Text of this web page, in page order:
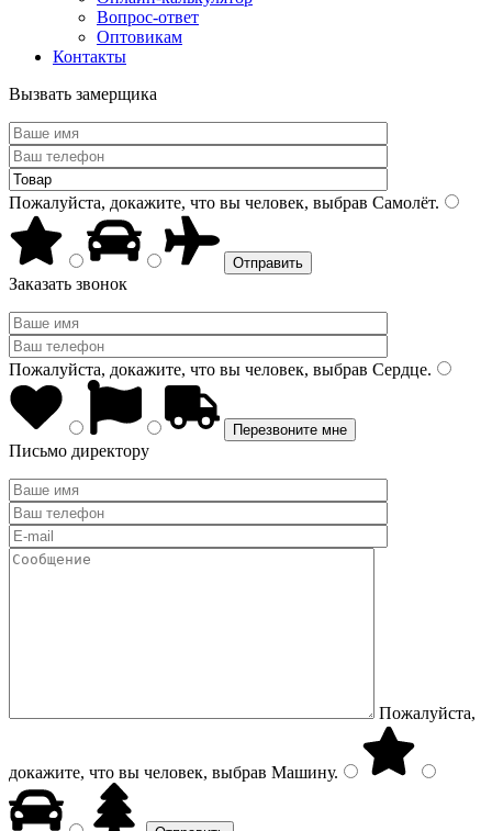
Вопрос-ответ
Оптовикам
Контакты
Вызвать замерщика
Пожалуйста, докажите, что вы человек, выбрав Самолёт.
Заказать звонок
Пожалуйста, докажите, что вы человек, выбрав Сердце.
Письмо директору
Пожалуйста,
докажите, что вы человек, выбрав Машину.